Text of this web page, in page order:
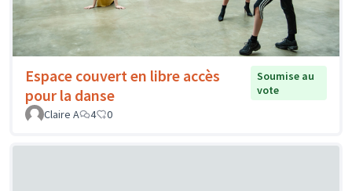
Espace couvert en libre accès
pour la danse
Soumise au
vote
Claire A
4 0